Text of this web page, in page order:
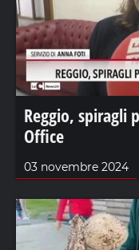
Reggio, spiragli
Office
03 novembre 2024